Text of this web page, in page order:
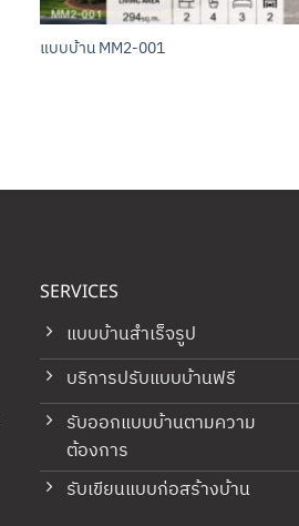
แบบบ้าน MM2-001
SERVICES
แบบบ้านสำเร็จรูป
บริการปรับแบบบ้านฟรี
รับออกแบบบ้านตามความ
ต้องการ
รับเขียนแบบก่อสร้างบ้าน